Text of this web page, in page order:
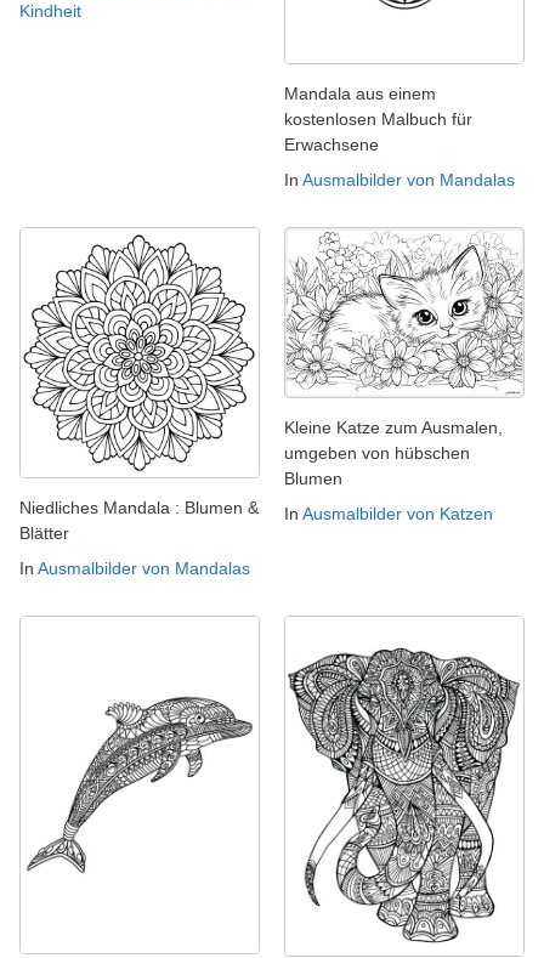
Kindheit
Mandala aus einem
kostenlosen Malbuch für
Erwachsene
In Ausmalbilder von Mandalas
Niedliches Mandala : Blumen &
Blätter
In Ausmalbilder von Mandalas
Kleine Katze zum Ausmalen,
umgeben von hübschen
Blumen
In Ausmalbilder von Katzen